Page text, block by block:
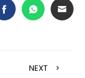
FACEBOOK
NEXT